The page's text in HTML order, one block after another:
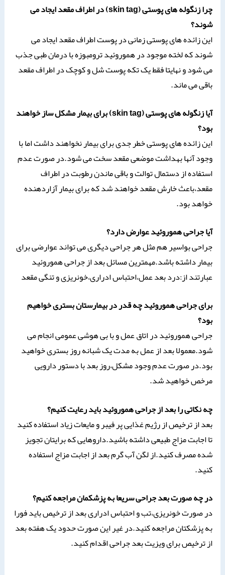
چرا زنگوله های پوستی (skin tag) در اطراف مقعد ایجاد می
شوند؟
این زائده های پوستی زمانی در پوست اطراف مقعد ایجاد می
شوند که لخته موجود در هموروئید ترومبوزه با درمان طبی جذب
می شود و نهایتا فقط یک تکه پوست شل و کوچک در اطراف مقعد
باقی می ماند.
آیا زنگوله های پوستی (skin tag) برای بیمار مشکل ساز خواهند
بود؟
این زائده های پوستی خطر جدی برای بیمار نخواهند داشت اما با
وجود آنها بهداشت موضعی مقعد سخت می شود.در صورت عدم
استفاده از دستمال توالت و باقی ماندن رطوبت در اطراف
مقعد،باعث خارش مقعد خواهند شد که برای بیمار آزاردهنده
خواهد بود.
آیا جراحی هموروئید عوارض دارد؟
جراحی بواسیر هم مثل هر جراحی دیگری می تواند عوارضی برای
بیمار داشته باشد.مهمترین مسائل بعد از جراحی هموروئید
عبارتند از:درد بعد عمل،احتباس ادراری،خونریزی و تنگی مقعد
برای جراحی هموروئید چه قدر در بیمارستان بستری خواهیم
بود؟
جراحی هموروئید در اتاق عمل و با بی هوشی عمومی انجام می
شود.معمولا بعد از عمل به مدت یک شبانه روز بستری خواهید
بود.در صورت عدم وجود مشکل،روز بعد با دستور دارویی
مرخص خواهید شد.
چه نکاتی را بعد از جراحی هموروئید باید رعایت کنیم؟
بعد از ترخیص از رژیم غذایی پر فیبر و مایعات زیاد استفاده کنید
تا اجابت مزاج طبیعی داشته باشید.داروهایی که برایتان تجویز
شده مصرف کنید.از لگن آب گرم بعد از اجابت مزاج استفاده
کنید.
در چه صورت بعد جراحی سریعا به پزشکمان مراجعه کنیم؟
در صورت خونریزی،تب و احتباس ادراری بعد از ترخیص باید فورا
به پزشکتان مراجعه کنید.در غیر این صورت حدود یک هفته بعد
از ترخیص برای ویزیت بعد جراحی اقدام کنید.